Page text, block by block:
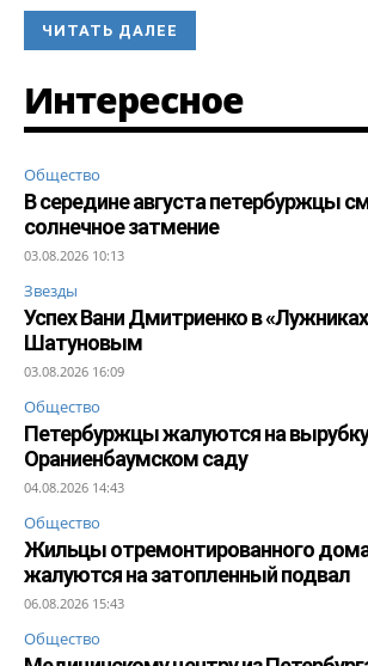
ЧИТАТЬ ДАЛЕЕ
Интересное
Общество
В середине августа петербуржцы
солнечное затмение
03.08.2026 10:13
Звезды
Успех Вани Дмитриенко в
Шатуновым
03.08.2026 16:09
Общество
Петербуржцы жалуются на вырубку
Ораниенбаумском саду
04.08.2026 14:43
Общество
Жильцы отремонтированного дома
жалуются на затопленный подвал
06.08.2026 15:43
Общество